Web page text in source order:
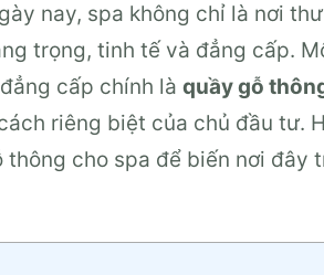
nay, spa không chỉ là nơi
trọng, tinh tế và đẳng cấp.
cấp chính là quầy gỗ
riêng biệt của chủ đầu tư.
cho spa để biến nơi đây